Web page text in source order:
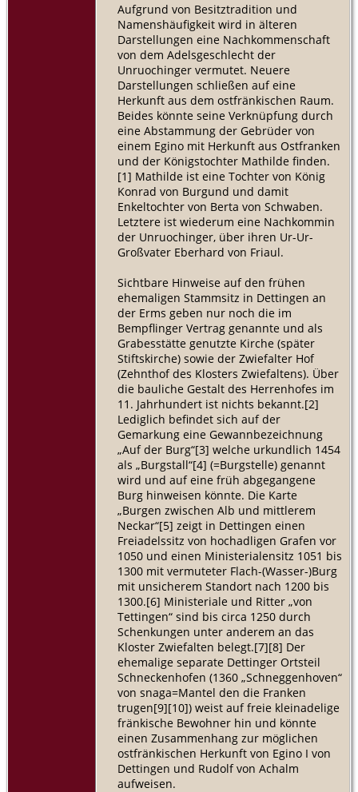
Aufgrund von Besitztradition und
Namenshäufigkeit wird in älteren
Darstellungen eine Nachkommenschaft
von dem Adelsgeschlecht der
Unruochinger vermutet. Neuere
Darstellungen schließen auf eine
Herkunft aus dem ostfränkischen Raum.
Beides könnte seine Verknüpfung durch
eine Abstammung der Gebrüder von
einem Egino mit Herkunft aus Ostfranken
und der Königstochter Mathilde finden.
[1] Mathilde ist eine Tochter von König
Konrad von Burgund und damit
Enkeltochter von Berta von Schwaben.
Letztere ist wiederum eine Nachkommin
der Unruochinger, über ihren Ur-Ur-
Großvater Eberhard von Friaul.
Sichtbare Hinweise auf den frühen
ehemaligen Stammsitz in Dettingen an
der Erms geben nur noch die im
Bempflinger Vertrag genannte und als
Grabesstätte genutzte Kirche (später
Stiftskirche) sowie der Zwiefalter Hof
(Zehnthof des Klosters Zwiefaltens). Über
die bauliche Gestalt des Herrenhofes im
11. Jahrhundert ist nichts bekannt.[2]
Lediglich befindet sich auf der
Gemarkung eine Gewannbezeichnung
„Auf der Burg“[3] welche urkundlich 1454
als „Burgstall“[4] (=Burgstelle) genannt
wird und auf eine früh abgegangene
Burg hinweisen könnte. Die Karte
„Burgen zwischen Alb und mittlerem
Neckar“[5] zeigt in Dettingen einen
Freiadelssitz von hochadligen Grafen vor
1050 und einen Ministerialensitz 1051 bis
1300 mit vermuteter Flach-(Wasser-)Burg
mit unsicherem Standort nach 1200 bis
1300.[6] Ministeriale und Ritter „von
Tettingen“ sind bis circa 1250 durch
Schenkungen unter anderem an das
Kloster Zwiefalten belegt.[7][8] Der
ehemalige separate Dettinger Ortsteil
Schneckenhofen (1360 „Schneggenhoven“
von snaga=Mantel den die Franken
trugen[9][10]) weist auf freie kleinadelige
fränkische Bewohner hin und könnte
einen Zusammenhang zur möglichen
ostfränkischen Herkunft von Egino I von
Dettingen und Rudolf von Achalm
aufweisen.